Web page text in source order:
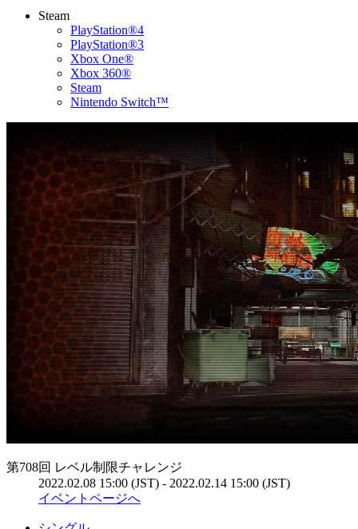
Steam
PlayStation®4
PlayStation®3
Xbox One®
Xbox 360®
Steam
Nintendo Switch™
第708回 レベル制限チャレンジ
2022.02.08 15:00 (JST) - 2022.02.14 15:00 (JST)
イベントページへ